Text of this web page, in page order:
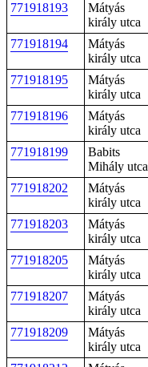
771918193
Mátyás
király utca
771918194
Mátyás
király utca
771918195
Mátyás
király utca
771918196
Mátyás
király utca
771918199
Babits
Mihály utca
771918202
Mátyás
király utca
771918203
Mátyás
király utca
771918205
Mátyás
király utca
771918207
Mátyás
király utca
771918209
Mátyás
király utca